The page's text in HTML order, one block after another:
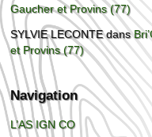
Gaucher et Provins (77)
SYLVIE LECONTEdans
et Provins (77)
Navigation
L’AS IGN CO